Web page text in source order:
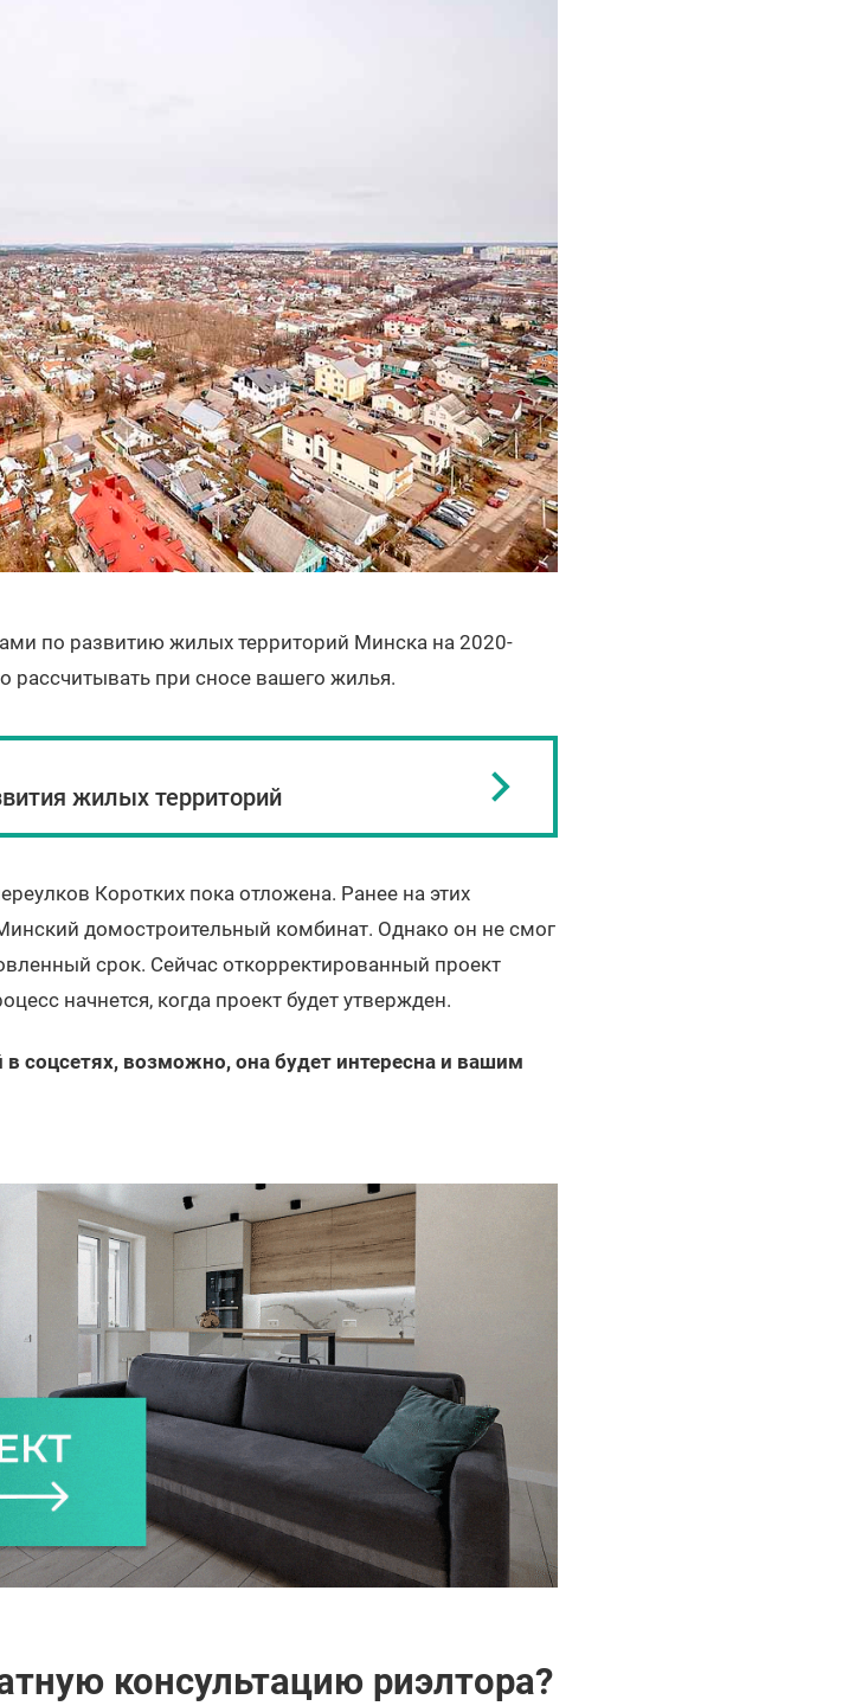
по развитию жилых территорий Минска на 2020-
рассчитывать при сносе вашего жилья.
жилых территорий
Коротких пока отложена. Ранее на этих
домостроительный комбинат. Однако он не смог
срок. Сейчас откорректированный проект
начнется, когда проект будет утвержден.
соцсетях, возможно, она будет интересна и вашим
консультацию риэлтора?